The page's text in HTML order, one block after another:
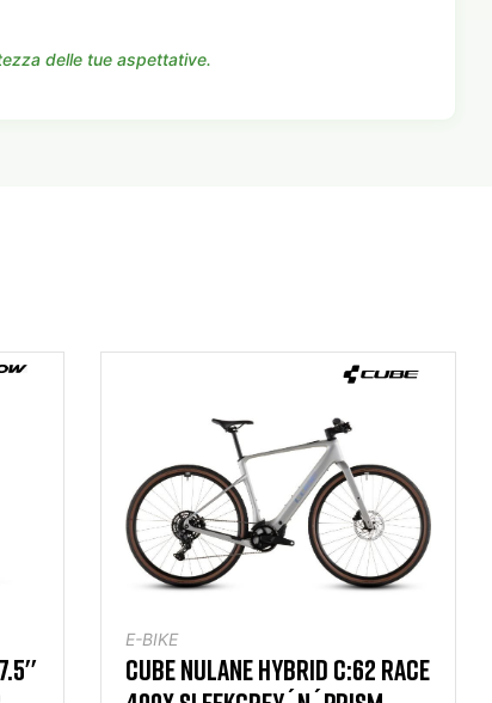
delle tue aspettative.
E-BIKE
CUBE NULANE HYBRID C:62 RACE